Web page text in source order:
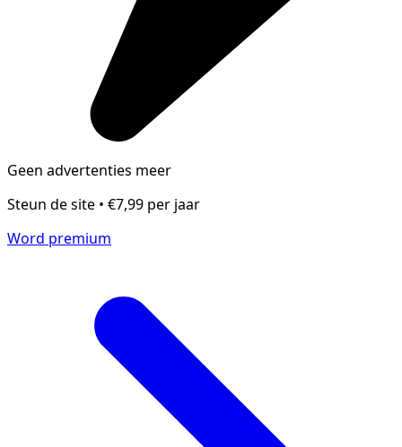
Geen advertenties meer
Steun de site • €7,99 per jaar
Word premium